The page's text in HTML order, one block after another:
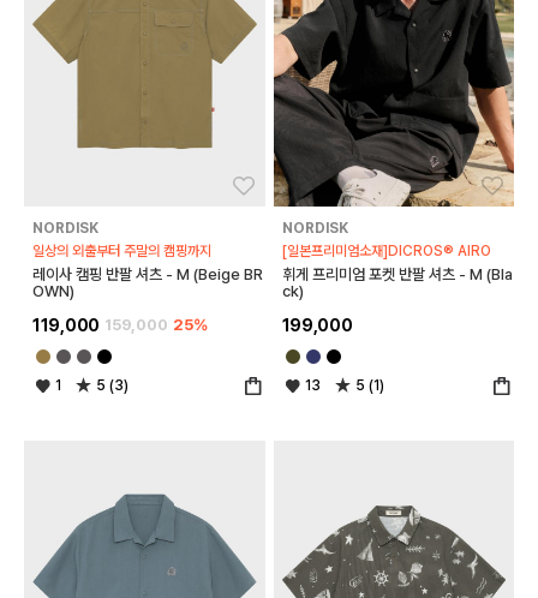
좋아요
NORDISK
일상의 외출부터 주말의 캠핑까지
레이사 캠핑 반팔 셔츠 - M (Beige BR
OWN)
119,000 159,000 25%
1 5 (3)
NORDISK
[일본프리미엄소재]DICROS® AIRO
휘게 프리미엄 포켓 반팔 셔츠 - M (Bla
ck)
199,000
13 5 (1)